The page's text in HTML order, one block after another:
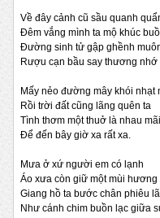
Về đây cảnh cũ sầu quanh
Đêm vắng mình ta mộ khúc
Đường sinh tử gập ghềnh
Rượu cạn bầu say thương
Mấy nẻo đường mây khói nhạt
Rồi trời đất cũng lãng quên ta
Tình thơm một thuở là nhau mãi
Để đến bây giờ xa rất xa.
Mưa ở xứ người em có lạnh
Áo xưa còn giữ một mùi hương
Giang hồ ta bước chân phiêu
Như cánh chim buồn lạc giữa